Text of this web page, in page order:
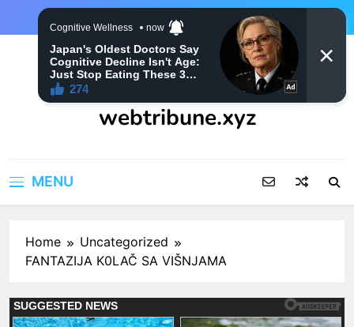
webtribune.xyz
MENU
Home
Uncategorized
FANTAZIJA K0LAČ SA VIŠNJAMA